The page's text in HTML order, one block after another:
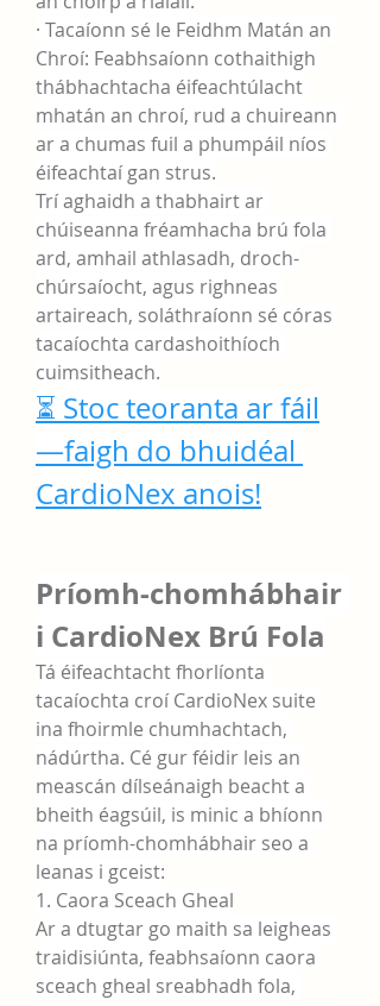
· Tacaíonn sé le Feidhm Matán an
Chroí: Feabhsaíonn cothaithigh
thábhachtacha éifeachtúlacht
mhatán an chroí, rud a chuireann
ar a chumas fuil a phumpáil níos
éifeachtaí gan strus.
Trí aghaidh a thabhairt ar
chúiseanna fréamhacha brú fola
ard, amhail athlasadh, droch-
chúrsaíocht, agus righneas
artaireach, soláthraíonn sé córas
tacaíochta cardashoithíoch
cuimsitheach.
⏳ Stoc teoranta ar fáil
—faigh do bhuidéal
CardioNex anois!
Príomh-chomhábhair
i CardioNex Brú Fola
Tá éifeachtacht fhorlíonta
tacaíochta croí CardioNex suite
ina fhoirmle chumhachtach,
nádúrtha. Cé gur féidir leis an
meascán dílseánaigh beacht a
bheith éagsúil, is minic a bhíonn
na príomh-chomhábhair seo a
leanas i gceist:
1. Caora Sceach Gheal
Ar a dtugtar go maith sa leigheas
traidisiúnta, feabhsaíonn caora
sceach gheal sreabhadh fola,